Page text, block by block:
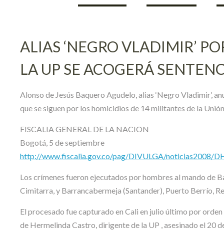
ALIAS ‘NEGRO VLADIMIR’
LA UP SE ACOGERÁ
Alonso de Jesús Baquero Agudelo, alias ‘Negro Vladimir’,
que se siguen por los homicidios de 14 militantes de la
FISCALIA GENERAL DE LA NACION
Bogotá, 5 de septiembre
http://www.fiscalia.gov.co/pag/DIVULGA/noticias2008/
Los crímenes fueron ejecutados por hombres al mando de
Cimitarra, y Barrancabermeja (Santander), Puerto Berrío,
El procesado fue capturado en Cali en julio último por
de Hermelinda Castro, dirigente de la UP , asesinado el 20